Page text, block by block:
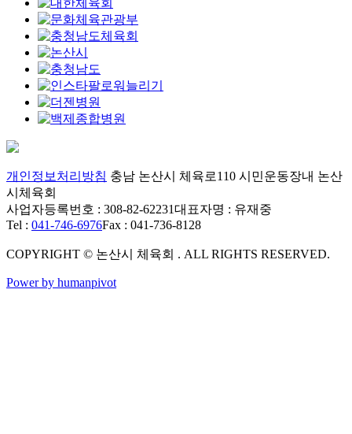
개인정보처리방침 충남 논산시 체육로110 시민운동장내 논산
시체육회
사업자등록번호 : 308-82-62231대표자명 : 유재중
Tel : 041-746-6976Fax : 041-736-8128
COPYRIGHT © 논산시 체육회 . ALL RIGHTS RESERVED.
Power by humanpivot